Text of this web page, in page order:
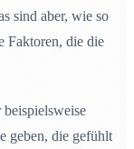
sind aber, wie so
Faktoren, die die
geben, die gefühlt